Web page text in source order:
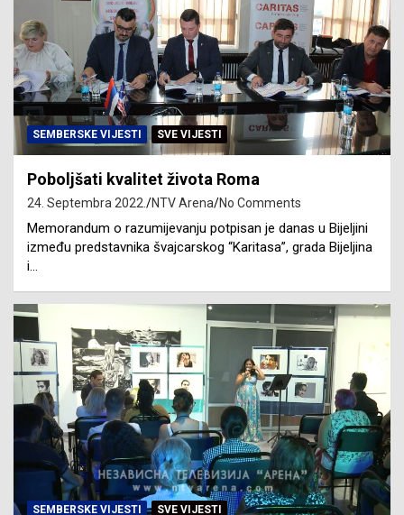
SEMBERSKE VIJESTI SVE VIJESTI
Poboljšati kvalitet života Roma
24. Septembra 2022. NTV Arena No Comments
Memorandum o razumijevanju potpisan je danas u Bijeljini
između predstavnika švajcarskog “Karitasa”, grada Bijeljina
i…
SEMBERSKE VIJESTI SVE VIJESTI